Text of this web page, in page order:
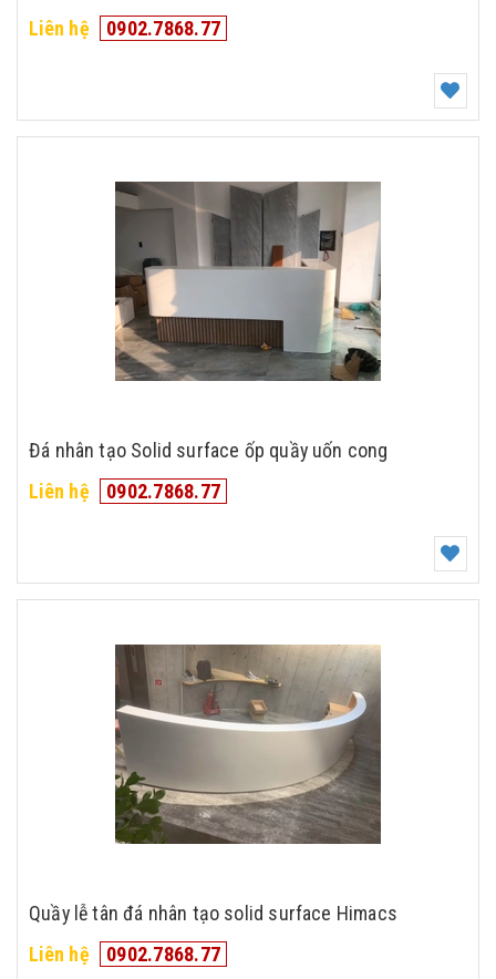
Liên hệ
0902.7868.77
Đá nhân tạo Solid surface ốp quầy uốn cong
Liên hệ
0902.7868.77
Quầy lễ tân đá nhân tạo solid surface Himacs
Liên hệ
0902.7868.77